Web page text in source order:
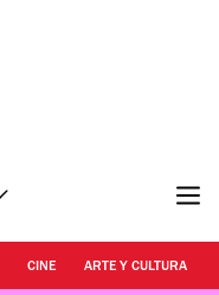
CINE ARTE Y CULTURA